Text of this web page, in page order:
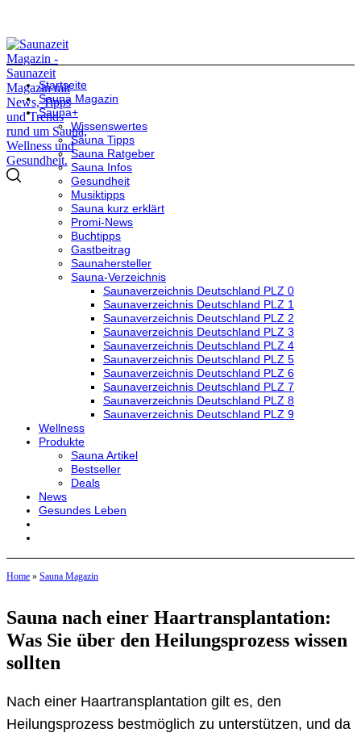
Startseite
Sauna Magazin
Sauna+
Wissenswertes
Sauna Tipps
Sauna Ratgeber
Sauna Infos
Gesundheit
Musiktipps
Sauna kurz erklärt
Promi-News
Buchtipps
Gastbeitrag
Saunahersteller
Sauna-Verzeichnis
Saunaverzeichnis Deutschland PLZ 0
Saunaverzeichnis Deutschland PLZ 1
Saunaverzeichnis Deutschland PLZ 2
Saunaverzeichnis Deutschland PLZ 3
Saunaverzeichnis Deutschland PLZ 4
Saunaverzeichnis Deutschland PLZ 5
Saunaverzeichnis Deutschland PLZ 6
Saunaverzeichnis Deutschland PLZ 7
Saunaverzeichnis Deutschland PLZ 8
Saunaverzeichnis Deutschland PLZ 9
Wellness
Produkte
Sauna Artikel
Bestseller
Deals
News
Gesundes Leben
Home » Sauna Magazin
Sauna nach einer Haartransplantation:
Was Sie über den Heilungsprozess wissen
sollten
Nach einer Haartransplantation gilt es, den
Heilungsprozess bestmöglich zu unterstützen, und da